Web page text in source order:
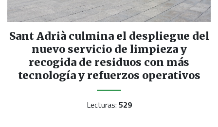
Sant Adrià culmina el despliegue del
nuevo servicio de limpieza y
recogida de residuos con más
tecnología y refuerzos operativos
Lecturas: 529